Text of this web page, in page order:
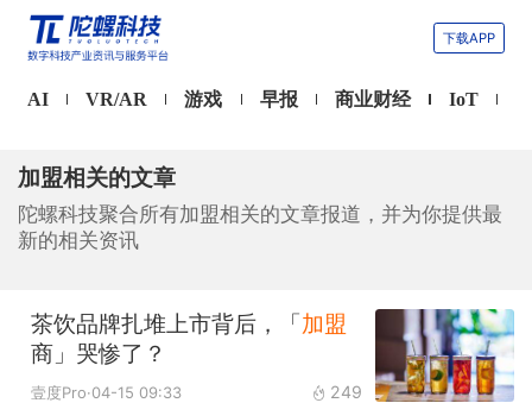
下载APP
AI VR/AR 游戏 早报 商业财经 IoT
加盟相关的文章
陀螺科技聚合所有加盟相关的文章报道，并为你提供最
新的相关资讯
茶饮品牌扎堆上市背后，「加盟
商」哭惨了？
壹度Pro·04-15 09:33 249